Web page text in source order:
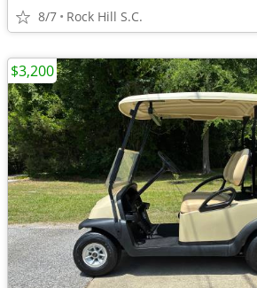
8/7 Rock Hill S.C.
$3,200